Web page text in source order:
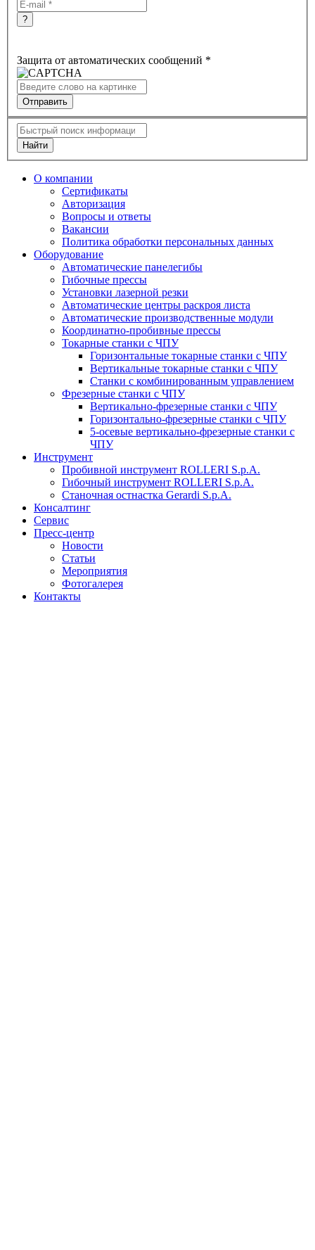
?
Защита от автоматических сообщений *
Найти
O компании
Сертификаты
Авторизация
Вопросы и ответы
Вакансии
Политика обработки персональных данных
Оборудование
Автоматические панелегибы
Гибочные прессы
Установки лазерной резки
Автоматические центры раскроя листа
Автоматические производственные модули
Координатно-пробивные прессы
Токарные станки с ЧПУ
Горизонтальные токарные станки с ЧПУ
Вертикальные токарные станки с ЧПУ
Станки с комбинированным управлением
Фрезерные станки с ЧПУ
Вертикально-фрезерные станки с ЧПУ
Горизонтально-фрезерные станки с ЧПУ
5-осевые вертикально-фрезерные станки с
ЧПУ
Инструмент
Пробивной инструмент ROLLERI S.p.A.
Гибочный инструмент ROLLERI S.p.A.
Cтаночная остнастка Gerardi S.p.A.
Консалтинг
Сервис
Пресс-центр
Новости
Статьи
Мероприятия
Фотогалерея
Контакты